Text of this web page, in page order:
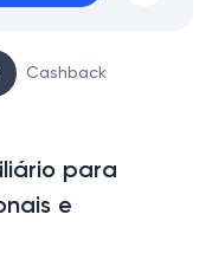
Cashback
para
e